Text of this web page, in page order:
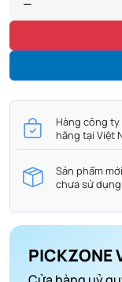
Hàng công
hãng tại Việt
Sản phẩm
chưa sử dụng
PICKZONE